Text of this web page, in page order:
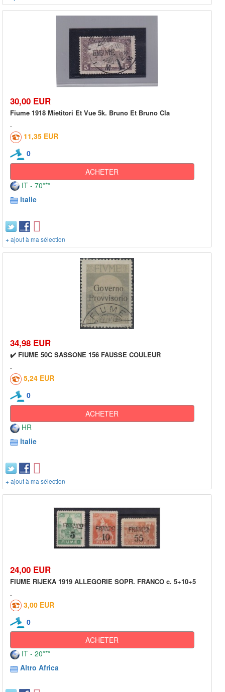
30,00 EUR
Fiume 1918 Mietitori Et Vue 5k. Bruno Et Bruno Cla
11,35 EUR
0
ACHETER
IT - 70***
Italie
+ ajout à ma sélection
34,98 EUR
✔️ FIUME 50C SASSONE 156 FAUSSE COULEUR
5,24 EUR
0
ACHETER
HR
Italie
+ ajout à ma sélection
24,00 EUR
FIUME RIJEKA 1919 ALLEGORIE SOPR. FRANCO c. 5+10+5
3,00 EUR
0
ACHETER
IT - 20***
Altro Africa